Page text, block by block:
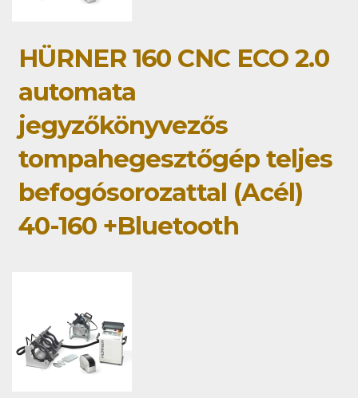
HÜRNER 160 CNC ECO 2.0
automata
jegyzőkönyvezős
tompahegesztőgép teljes
befogósorozattal (Acél)
40-160 +Bluetooth